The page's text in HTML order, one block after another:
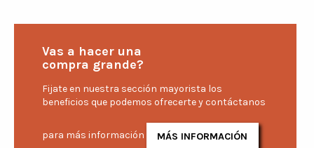
Vas a hacer una
compra grande?
Fijate en nuestra sección mayorista los
beneficios que podemos ofrecerte y contáctanos
para más información MÁS INFORMACIÓN